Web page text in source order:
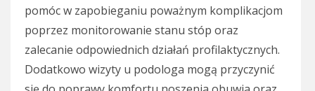
pomóc w zapobieganiu poważnym komplikacjom
poprzez monitorowanie stanu stóp oraz
zalecanie odpowiednich działań profilaktycznych.
Dodatkowo wizyty u podologa mogą przyczynić